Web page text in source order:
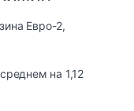
Евро-2,
на 1,12